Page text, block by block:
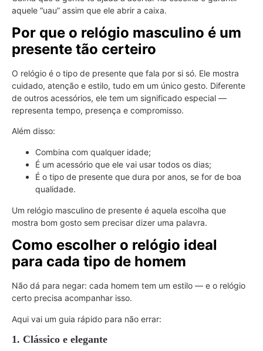
aquele “uau” assim que ele abrir a caixa.
Por que o relógio masculino é um
presente tão certeiro
O relógio é o tipo de presente que fala por si só. Ele mostra
cuidado, atenção e estilo, tudo em um único gesto. Diferente
de outros acessórios, ele tem um significado especial —
representa tempo, presença e compromisso.
Além disso:
Combina com qualquer idade;
É um acessório que ele vai usar todos os dias;
É o tipo de presente que dura por anos, se for de boa
qualidade.
Um relógio masculino de presente é aquela escolha que
mostra bom gosto sem precisar dizer uma palavra.
Como escolher o relógio ideal
para cada tipo de homem
Não dá para negar: cada homem tem um estilo — e o relógio
certo precisa acompanhar isso.
Aqui vai um guia rápido para não errar:
1. Clássico e elegante